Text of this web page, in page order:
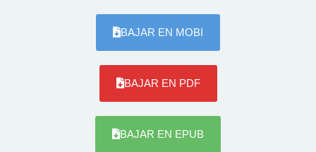
BAJAR EN MOBI
BAJAR EN PDF
BAJAR EN EPUB